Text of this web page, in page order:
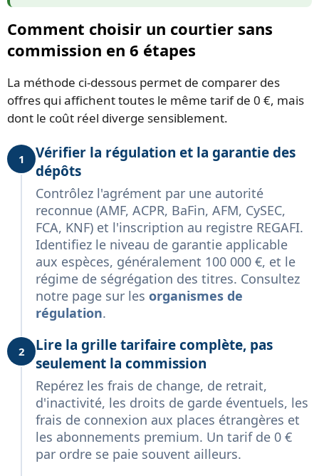
Comment choisir un courtier sans
commission en 6 étapes
La méthode ci-dessous permet de comparer des
offres qui affichent toutes le même tarif de 0 €, mais
dont le coût réel diverge sensiblement.
1
Vérifier la régulation et la garantie des
dépôts
Contrôlez l'agrément par une autorité
reconnue (AMF, ACPR, BaFin, AFM, CySEC,
FCA, KNF) et l'inscription au registre REGAFI.
Identifiez le niveau de garantie applicable
aux espèces, généralement 100 000 €, et le
régime de ségrégation des titres. Consultez
notre page sur les organismes de
régulation.
2
Lire la grille tarifaire complète, pas
seulement la commission
Repérez les frais de change, de retrait,
d'inactivité, les droits de garde éventuels, les
frais de connexion aux places étrangères et
les abonnements premium. Un tarif de 0 €
par ordre se paie souvent ailleurs.